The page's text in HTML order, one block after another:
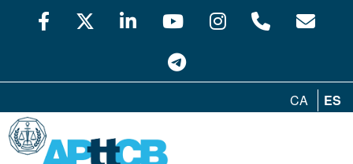
CA ES